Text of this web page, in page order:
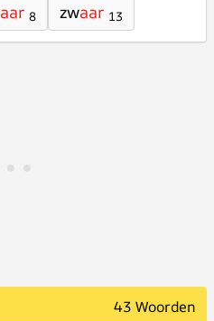
aar 8 zwaar 13
43 Woorden